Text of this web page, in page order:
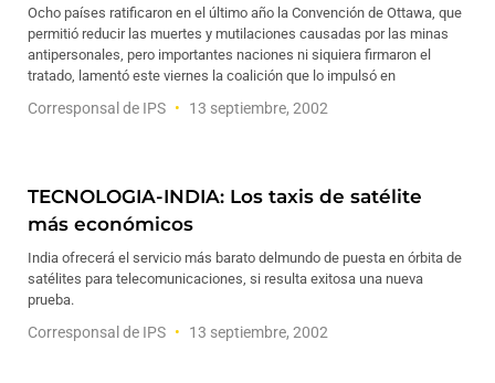
Ocho países ratificaron en el último año la Convención de Ottawa, que
permitió reducir las muertes y mutilaciones causadas por las minas
antipersonales, pero importantes naciones ni siquiera firmaron el
tratado, lamentó este viernes la coalición que lo impulsó en
Corresponsal de IPS 13 septiembre, 2002
TECNOLOGIA-INDIA: Los taxis de satélite
más económicos
India ofrecerá el servicio más barato delmundo de puesta en órbita de
satélites para telecomunicaciones, si resulta exitosa una nueva
prueba.
Corresponsal de IPS 13 septiembre, 2002